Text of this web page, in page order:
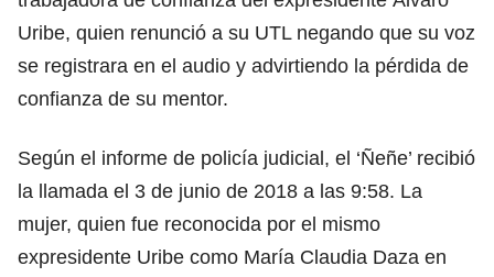
Uribe, quien renunció a su UTL negando que su voz
se registrara en el audio y advirtiendo la pérdida de
confianza de su mentor.
Según el informe de policía judicial, el ‘Ñeñe’ recibió
la llamada el 3 de junio de 2018 a las 9:58. La
mujer, quien fue reconocida por el mismo
expresidente Uribe como María Claudia Daza en